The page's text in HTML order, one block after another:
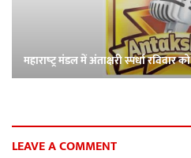
महाराष्‍ट्र मंडल में अंताक्षरी स्पर्धा रविवार को
LEAVE A COMMENT